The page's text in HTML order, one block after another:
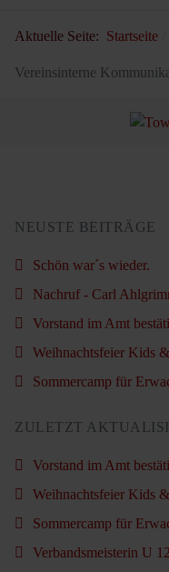
Aktuelle Seite: Startseite
Vereinsinterne
NEUSTE BEITRÄGE
Schön war´s wieder.
Nachruf - Carl
Vorstand im Amt
Weihnachtsfeier Kids
Sommercamp für
ZULETZT
Vorstand im Amt
Weihnachtsfeier Kids
Sommercamp für
Verbandsmeisterin U